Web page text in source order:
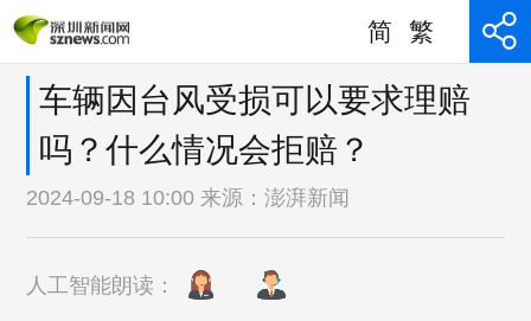
简 繁
车辆因台风受损可以要求理赔
吗？什么情况会拒赔？
2024-09-18 10:00 来源：澎湃新闻
人工智能朗读：